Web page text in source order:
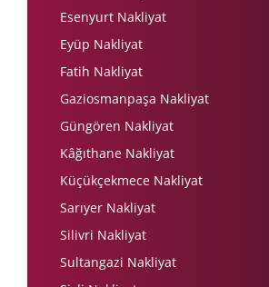
Esenyurt Nakliyat
Eyüp Nakliyat
Fatih Nakliyat
Gaziosmanpaşa Nakliyat
Güngören Nakliyat
Kâğıthane Nakliyat
Küçükçekmece Nakliyat
Sarıyer Nakliyat
Silivri Nakliyat
Sultangazi Nakliyat